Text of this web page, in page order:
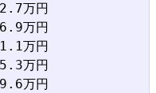
万円
万円
万円
万円
万円